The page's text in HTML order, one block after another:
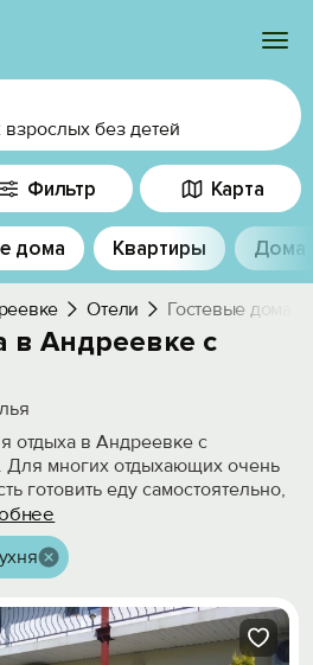
взрослыхбез детей
Фильтр Карта
дома Квартиры Дома
Отели Гостевые дома с
в Андреевке с
отдыха в Андреевке с
Для многих отдыхающих очень
готовить еду самостоятельно,